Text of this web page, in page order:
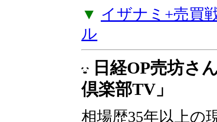
ルズから値動きが
戦略やコツコツ型
でポジションが入
が加わりました。
たい方にもピッタ
▼ イザナミ+売買